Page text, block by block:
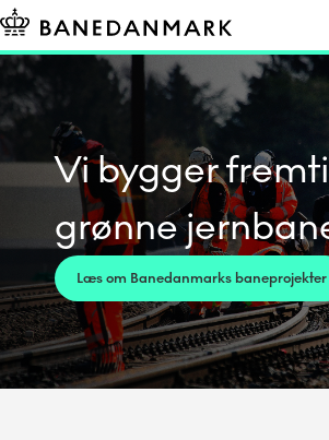
Vi bygger
grønne